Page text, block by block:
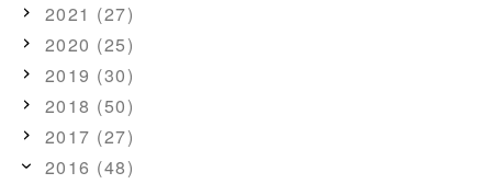
2021 (27)
2020 (25)
2019 (30)
2018 (50)
2017 (27)
2016 (48)